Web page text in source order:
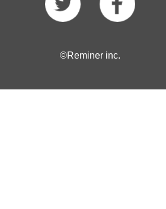
©Reminer inc.